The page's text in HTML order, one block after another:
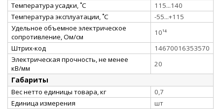
Температура усадки, ˚С
115...140
Температура эксплуатации, ˚С
-55...+115
Удельное объемное электрическое
сопротивление, Ом/см
10¹⁴
Штрих-код
14670016353570
Электрическая прочность, не менее
кВ/мм
20
Габариты
Вес нетто единицы товара, кг
0,7
Единица измерения
шт